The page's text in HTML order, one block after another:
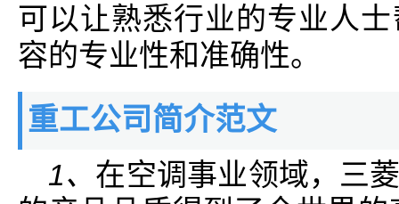
可以让熟悉行业的专业人
容的专业性和准确性。
重工公司简介范文
1、 在空调事业领域，三